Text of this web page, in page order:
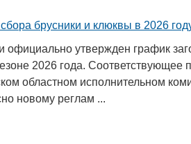
брусники и клюквы в 2026
официально утвержден график
2026 года. Соответствующее
областном исполнительном
новому реглам ...